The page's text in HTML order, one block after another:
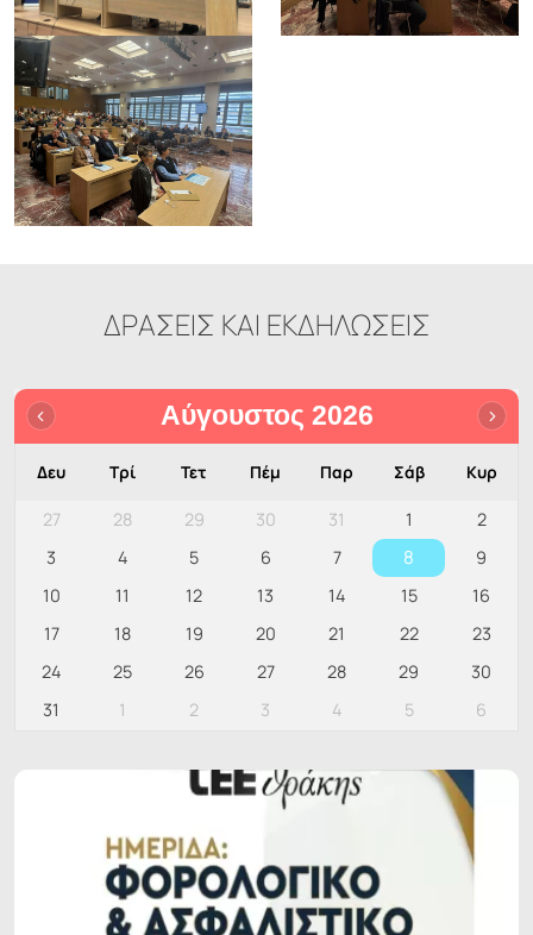
ΔΡΑΣΕΙΣ ΚΑΙ ΕΚΔΗΛΩΣΕΙΣ
Αύγουστος 2026
Δευ Τρί Τετ Πέμ Παρ Σάβ Κυρ
27 28 29 30 31 1
2
3
4 5 6 7 8
9
10
11 12 13 14 15
16
17
18 19 20 21 22
23
24
25 26 27 28 29
30
31
1 2 3 4 5 6